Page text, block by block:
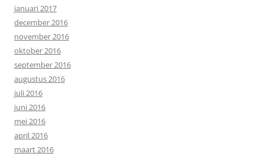
januari 2017
december 2016
november 2016
oktober 2016
september 2016
augustus 2016
juli 2016
juni 2016
mei 2016
april 2016
maart 2016